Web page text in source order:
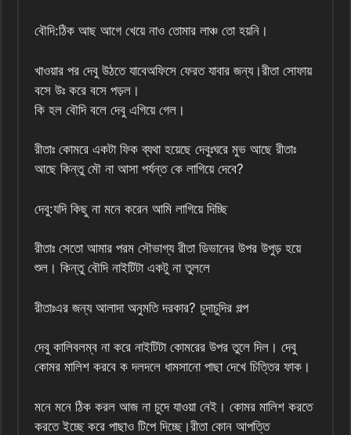
বৌদি:ঠিক আছ আগে খেয়ে নাও তোমার লাঞ্চ তো হয়নি।
খাওয়ার পর দেবু উঠতে যাবেঅফিসে ফেরত যাবার জন্য।রীতা সোফায়
বসে উঃ করে বসে পড়ল।
কি হল বৌদি বলে দেবু এগিয়ে গেল।
রীতাঃ কোমরে একটা ফিক ব্যথা হয়েছে দেবুঃঘরে মুভ আছে রীতাঃ
আছে কিন্তু মৌ না আসা পর্যন্ত কে লাগিয়ে দেবে?
দেবু:যদি কিছু না মনে করেন আমি লাগিয়ে দিচ্ছি
রীতাঃ সেতো আমার পরম সৌভাগ্য রীতা ডিভানের উপর উপুড় হয়ে
শুল। কিন্তু বৌদি নাইটিটা একটু না তুললে
রীতাঃএর জন্য আলাদা অনুমতি দরকার? চুদাচুদির গল্প
দেবু কালিবলম্ব না করে নাইটিটা কোমরের উপর তুলে দিল। দেবু
কোমর মালিশ করবে ক দলদলে ধামসানো পাছা দেখে চিত্তির ফাক।
মনে মনে ঠিক করল আজ না চুদে যাওয়া নেই। কোমর মালিশ করতে
করতে ইচ্ছে করে পাছাও টিপে দিচ্ছে।রীতা কোন আপত্তি